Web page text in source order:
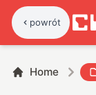
powrót
Home